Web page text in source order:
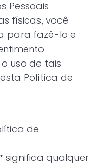
Pessoais
físicas, você
para fazê-lo e
uso de tais
Política de
de
significa qualquer